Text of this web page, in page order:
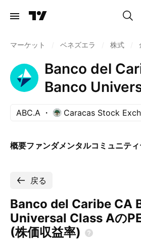
マーケット ベネズエラ 株式
Banco del
Banco
ABC.A Caracas Stock
概要ファンダメンタルコミュニティ
戻る
Banco del Caribe CA
Universal Class Aの
(株価収益率)